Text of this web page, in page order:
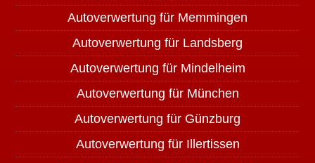
Autoverwertung für Memmingen
Autoverwertung für Landsberg
Autoverwertung für Mindelheim
Autoverwertung für München
Autoverwertung für Günzburg
Autoverwertung für Illertissen